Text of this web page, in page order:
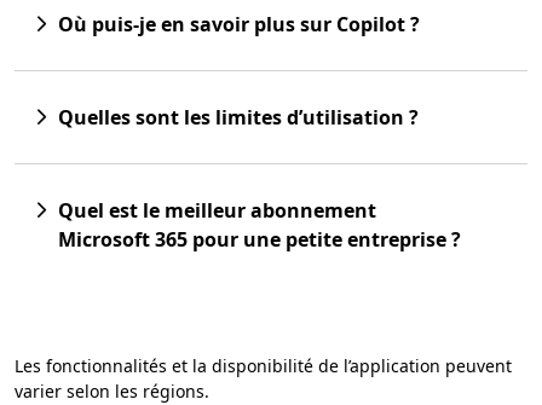
Où puis-je en savoir plus sur Copilot ?
Quelles sont les limites d’utilisation ?
Quel est le meilleur abonnement
Microsoft 365 pour une petite entreprise ?
Les fonctionnalités et la disponibilité de l’application peuvent
varier selon les régions.